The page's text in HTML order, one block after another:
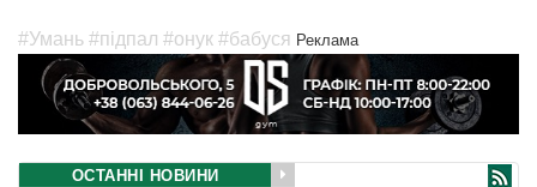
#Умань #підпал #онук #бабуся Реклама
ОСТАННІ НОВИНИ